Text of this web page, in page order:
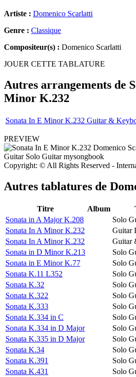
Artiste : Domenico Scarlatti
Genre : Classique
Compositeur(s) : Domenico Scarlatti
JOUER CETTE TABLATURE
Autres arrangements de
Minor K.232
Sonata In E Minor K.232 Guitar &
PREVIEW
Copyright: © All Rights Reserved -
Autres tablatures de
Titre Album
Sonata in A Major K.208
Solo
Sonata In A Minor K.232
Guitar
Sonata In A Minor K.232
Guitar
Sonata in D Minor K.213
Solo
Sonata in E Minor K.77
Solo
Sonata K.11 L352
Solo
Sonata K.32
Solo
Sonata K.322
Solo
Sonata K.333
Solo
Sonata K.334 in C
Solo
Sonata K.334 in D Major
Solo
Sonata K.335 in D Major
Solo
Sonata K.34
Solo
Sonata K.391
Solo
Sonata K.431
Solo